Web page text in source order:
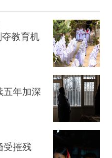
教育机
五年加深
受摧残